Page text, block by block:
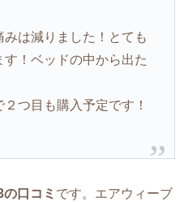
は減りました！とても
！ベッドの中から出た
つ目も購入予定です！
口コミ です。エアウィーブ